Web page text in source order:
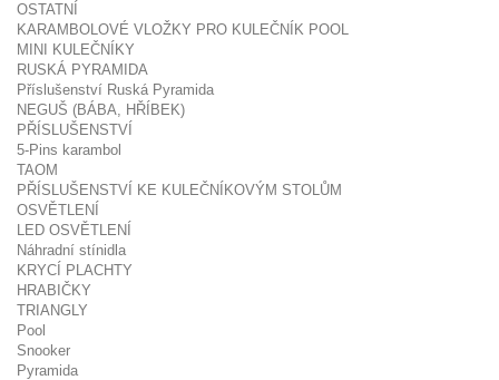
OSTATNÍ
KARAMBOLOVÉ VLOŽKY PRO KULEČNÍK POOL
MINI KULEČNÍKY
RUSKÁ PYRAMIDA
Příslušenství Ruská Pyramida
NEGUŠ (BÁBA, HŘÍBEK)
PŘÍSLUŠENSTVÍ
5-Pins karambol
TAOM
PŘÍSLUŠENSTVÍ KE KULEČNÍKOVÝM STOLŮM
OSVĚTLENÍ
LED OSVĚTLENÍ
Náhradní stínidla
KRYCÍ PLACHTY
HRABIČKY
TRIANGLY
Pool
Snooker
Pyramida